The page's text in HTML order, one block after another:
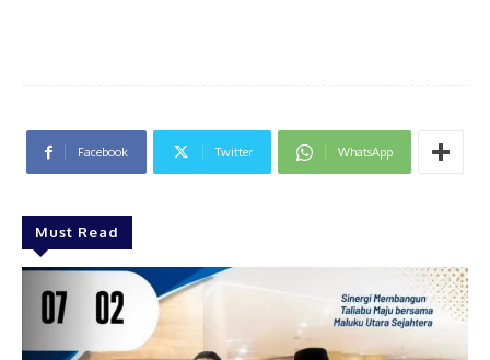
Facebook Twitter WhatsApp
Must Read